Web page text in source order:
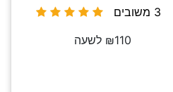
3 משובים
₪110 לשעה